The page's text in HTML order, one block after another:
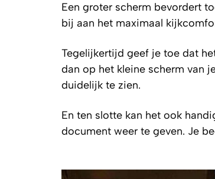
Een groter scherm bevordert
bij aan het maximaal
Tegelijkertijd geef je toe dat
dan op het kleine scherm van
duidelijk te zien.
En ten slotte kan het ook
document weer te geven. Je